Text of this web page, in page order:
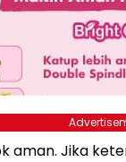
aman. Jika